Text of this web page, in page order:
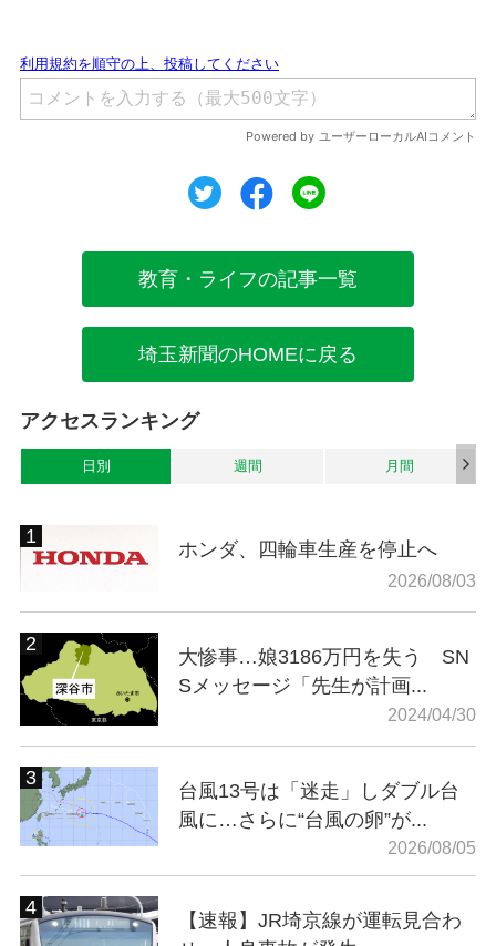
ツイートシェア
教育・ライフの記事一覧
埼玉新聞のHOMEに戻る
アクセスランキング
日別 週間 月間
ホンダ、四輪車生産を停止へ
2026/08/03
大惨事…娘3186万円を失う SN
Sメッセージ「先生が計画...
2024/04/30
台風13号は「迷走」しダブル台
風に…さらに“台風の卵”が...
2026/08/05
【速報】JR埼京線が運転見合わ